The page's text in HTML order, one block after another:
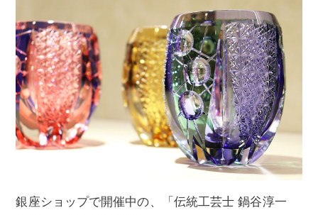
銀座ショップで開催中の、「伝統工芸士 鍋谷淳一